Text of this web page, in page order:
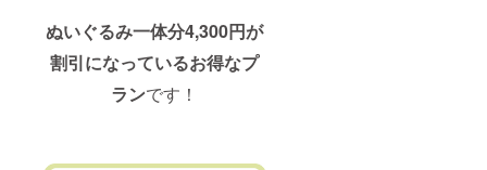
ぬいぐるみ一体分4,300円が
割引になっているお得なプ
ランです！